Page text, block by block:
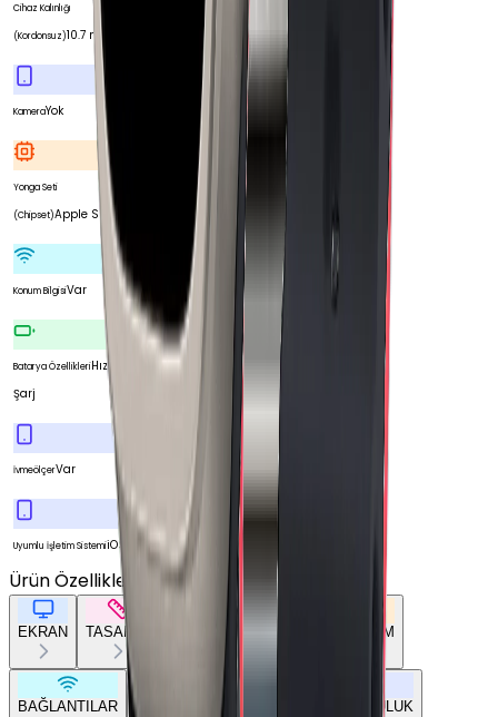
Cihaz Kalınlığı
(Kordonsuz)10.7 mm
KameraYok
Yonga Seti
(Chipset)Apple S9 SiP
Konum BilgisiVar
Batarya ÖzellikleriHızlı
Şarj
İvmeölçerVar
Uyumlu İşletim SistemiiOS
Ürün Özellikleri
EKRAN TASARIM GENEL ÖZELLİKLER DONANIM
BAĞLANTILAR BATARYA SENSÖRLER UYUMLULUK